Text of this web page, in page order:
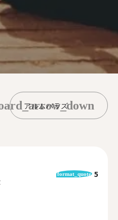
アルムバラズ
format_quote 5